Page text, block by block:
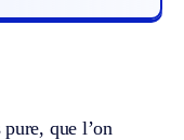
que l’on